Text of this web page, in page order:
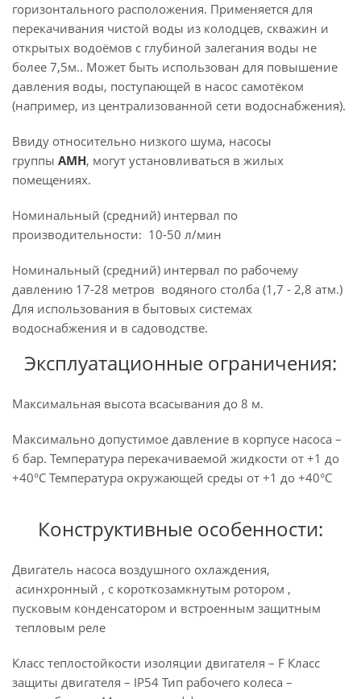
горизонтального расположения. Применяется для
перекачивания чистой воды из колодцев, скважин и
открытых водоёмов с глубиной залегания воды не
более 7,5м.. Может быть использован для повышение
давления воды, поступающей в насос самотёком
(например, из централизованной сети водоснабжения).
Ввиду относительно низкого шума, насосы
группы AMH, могут установливаться в жилых
помещениях.
Номинальный (средний) интервал по
производительности: 10-50 л/мин
Номинальный (средний) интервал по рабочему
давлению 17-28 метров водяного столба (1,7 - 2,8 атм.)
Для использования в бытовых системах
водоснабжения и в садоводстве.
Эксплуатационные ограничения:
Максимальная высота всасывания до 8 м.
Максимально допустимое давление в корпусе насоса –
6 бар. Температура перекачиваемой жидкости от +1 до
+40°С Температура окружающей среды от +1 до +40°С
Конструктивные особенности:
Двигатель насоса воздушного охлаждения,
асинхронный , с короткозамкнутым ротором ,
пусковым конденсатором и встроенным защитным
тепловым реле
Класс теплостойкости изоляции двигателя – F Класс
защиты двигателя – IP54 Тип рабочего колеса –